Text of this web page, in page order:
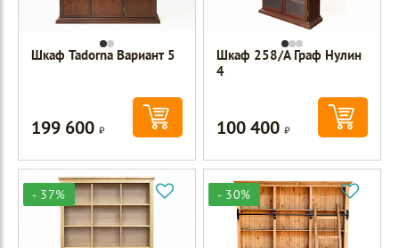
Шкаф Tadorna Вариант 5
199 600Р
Шкаф 258/А Граф Нулин
4
100 400Р
- 37% - 30%